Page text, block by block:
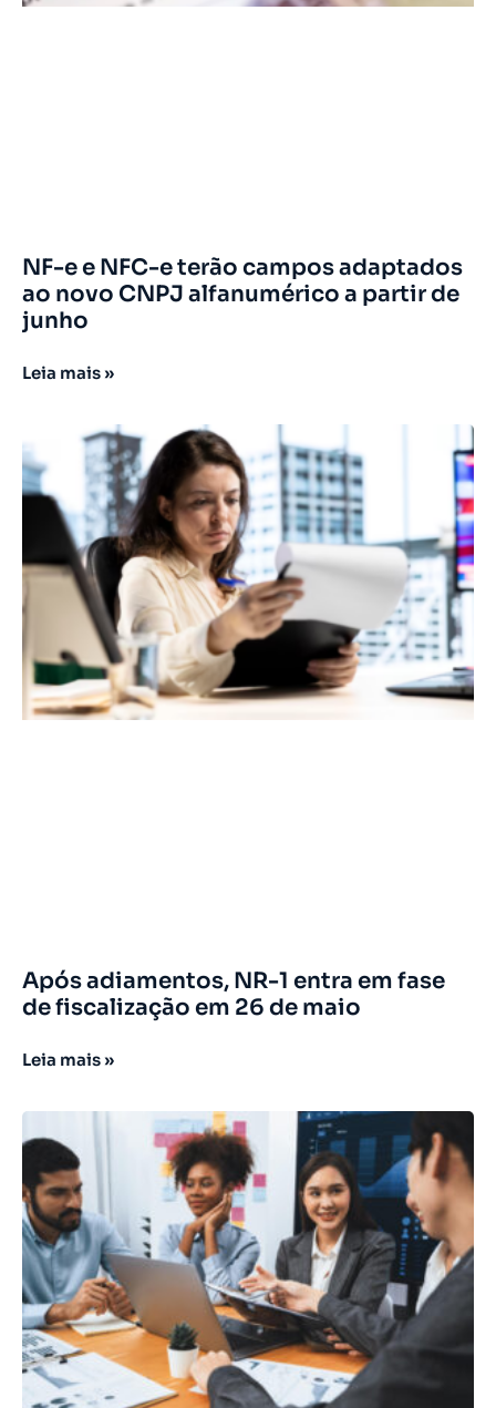
NF-e e NFC-e terão campos adaptados
ao novo CNPJ alfanumérico a partir de
junho
Leia mais »
Após adiamentos, NR-1 entra em fase
de fiscalização em 26 de maio
Leia mais »